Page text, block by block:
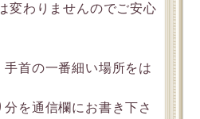
変わりませんのでご安心
首の一番細い場所をは
を通信欄にお書き下さ